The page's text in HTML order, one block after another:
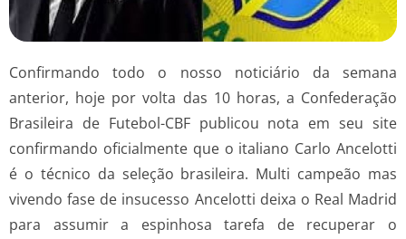
Confirmando todo o nosso noticiário da semana
anterior, hoje por volta das 10 horas, a Confederação
Brasileira de Futebol-CBF publicou nota em seu site
confirmando oficialmente que o italiano Carlo Ancelotti
é o técnico da seleção brasileira. Multi campeão mas
vivendo fase de insucesso Ancelotti deixa o Real Madrid
para assumir a espinhosa tarefa de recuperar o